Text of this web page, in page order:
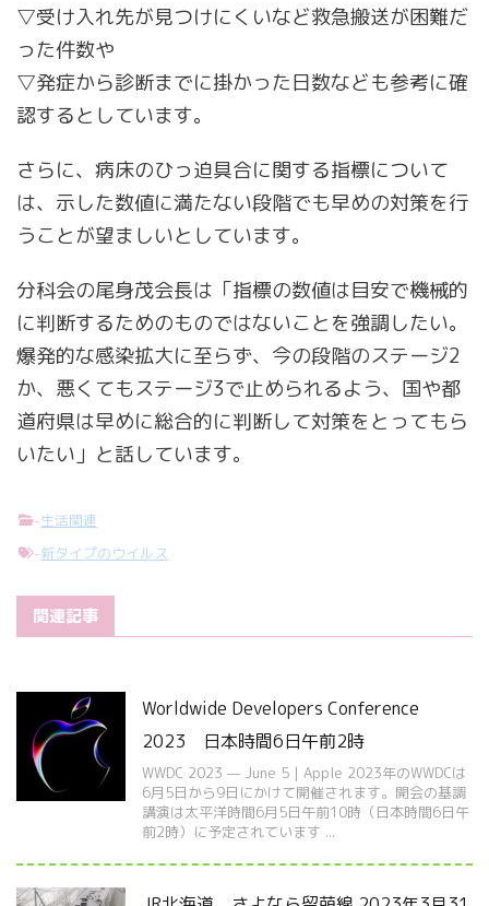
▽受け入れ先が見つけにくいなど救急搬送が困難だ
った件数や
▽発症から診断までに掛かった日数なども参考に確
認するとしています。
さらに、病床のひっ迫具合に関する指標について
は、示した数値に満たない段階でも早めの対策を行
うことが望ましいとしています。
分科会の尾身茂会長は「指標の数値は目安で機械的
に判断するためのものではないことを強調したい。
爆発的な感染拡大に至らず、今の段階のステージ2
か、悪くてもステージ3で止められるよう、国や都
道府県は早めに総合的に判断して対策をとってもら
いたい」と話しています。
-生活関連
-新タイプのウイルス
関連記事
Worldwide Developers Conference
2023 日本時間6日午前2時
WWDC 2023 — June 5 | Apple 2023年のWWDCは
6月5日から9日にかけて開催されます。開会の基調
講演は太平洋時間6月5日午前10時（日本時間6日午
前2時）に予定されています ...